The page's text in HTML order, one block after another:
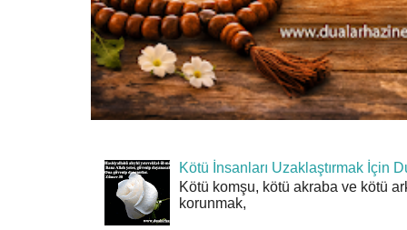
Kötü İnsanları Uzaklaştırmak İçin
Kötü komşu, kötü akraba ve kötü
korunmak,